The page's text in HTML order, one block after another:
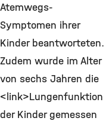
Atemwegs-
Symptomen ihrer
Kinder beantworteten.
Zudem wurde im Alter
von sechs Jahren die
<link>Lungenfunktion
der Kinder gemessen